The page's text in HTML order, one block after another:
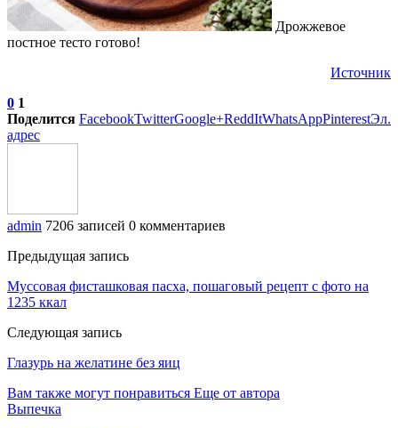
Дрожжевое
постное тесто готово!
Источник
0 1
Поделится FacebookTwitterGoogle+ReddItWhatsAppPinterestЭл.
адрес
admin 7206 записей 0 комментариев
Предыдущая запись
Муссовая фисташковая пасха, пошаговый рецепт с фото на
1235 ккал
Следующая запись
Глазурь на желатине без яиц
Вам также могут понравиться Еще от автора
Выпечка